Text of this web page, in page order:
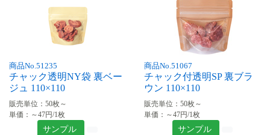
商品No.51235
チャック透明NY袋 裏ベー
ジュ 110×110
販売単位：50枚～
単価：～47円/1枚
サンプル
商品No.51067
チャック付透明SP 裏ブラ
ウン 110×110
販売単位：50枚～
単価：～47円/1枚
サンプル